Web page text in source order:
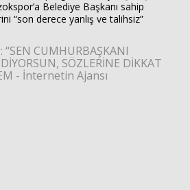
Belediye Başkanı sahip
“son derece yanlış ve talihsiz”
VİDEO GALERİ
İLETİŞİM